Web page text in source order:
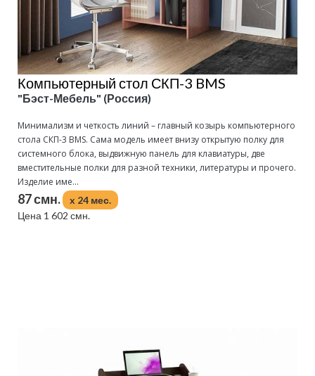
Компьютерный стол СКП-3 BMS
"Бэст-Мебель" (Россия)
Минимализм и четкость линий – главный козырь компьютерного
стола СКП-3 BMS. Сама модель имеет внизу открытую полку для
системного блока, выдвижную панель для клавиатуры, две
вместительные полки для разной техники, литературы и прочего.
Изделие име...
87 смн.
x 24 мес.
Цена 1 602 смн.